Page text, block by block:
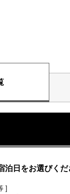
日をお選びくだ
]